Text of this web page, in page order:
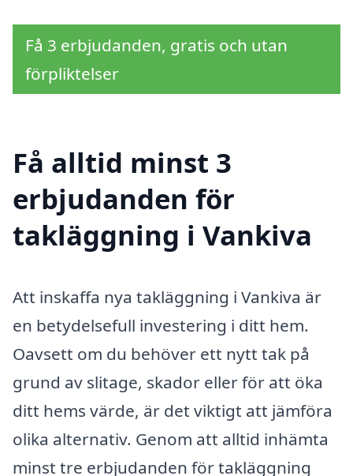
Få 3 erbjudanden, gratis och utan
förpliktelser
Få alltid minst 3
erbjudanden för
takläggning i Vankiva
Att inskaffa nya takläggning i Vankiva är
en betydelsefull investering i ditt hem.
Oavsett om du behöver ett nytt tak på
grund av slitage, skador eller för att öka
ditt hems värde, är det viktigt att jämföra
olika alternativ. Genom att alltid inhämta
minst tre erbjudanden för takläggning